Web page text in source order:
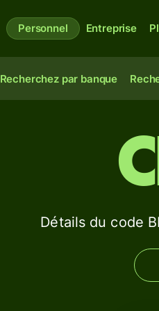
Personnel Entreprise
Recherchez par banque
Détails du code